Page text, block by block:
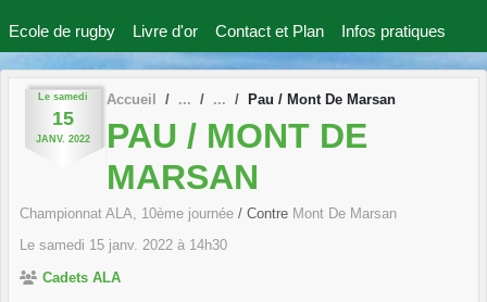
Ecole de rugby Livre d'or Contact et Plan Infos pratiques
Le samedi
15
JANV. 2022
Accueil Pau / Mont De Marsan
PAU / MONT DE
MARSAN
Championnat ALA, 10ème journée / Contre Mont De Marsan
Le samedi 15 janv. 2022 à 14h30
Cadets ALA